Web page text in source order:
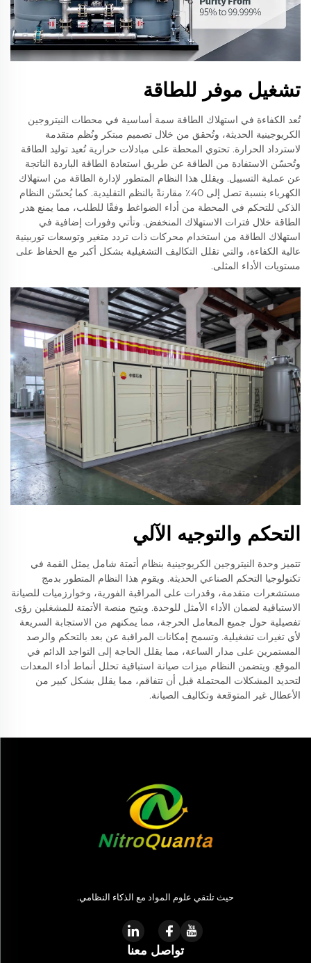
تشغيل موفر للطاقة
تُعد الكفاءة في استهلاك الطاقة سمة أساسية في محطات النيتروجين
الكريوجينية الحديثة، وتُحقق من خلال تصميم مبتكر ونُظم متقدمة
لاسترداد الحرارة. تحتوي المحطة على مبادلات حرارية تُعيد توليد الطاقة
وتُحسّن الاستفادة من الطاقة عن طريق استعادة الطاقة الباردة الناتجة
عن عملية التسييل. ويقلل هذا النظام المتطور لإدارة الطاقة من استهلاك
الكهرباء بنسبة تصل إلى 40٪ مقارنةً بالنظم التقليدية. كما يُحسّن النظام
الذكي للتحكم في المحطة من أداء الضواغط وفقًا للطلب، مما يمنع هدر
الطاقة خلال فترات الاستهلاك المنخفض. وتأتي وفورات إضافية في
استهلاك الطاقة من استخدام محركات ذات تردد متغير وتوسعات توربينية
عالية الكفاءة، والتي تقلل التكاليف التشغيلية بشكل أكبر مع الحفاظ على
مستويات الأداء المثلى.
التحكم والتوجيه الآلي
تتميز وحدة النيتروجين الكريوجينية بنظام أتمتة شامل يمثل القمة في
تكنولوجيا التحكم الصناعي الحديثة. ويقوم هذا النظام المتطور بدمج
مستشعرات متقدمة، وقدرات على المراقبة الفورية، وخوارزميات للصيانة
الاستباقية لضمان الأداء الأمثل للوحدة. ويتيح منصة الأتمتة للمشغلين رؤى
تفصيلية حول جميع المعامل الحرجة، مما يمكنهم من الاستجابة السريعة
لأي تغيرات تشغيلية. وتسمح إمكانات المراقبة عن بعد بالتحكم والرصد
المستمرين على مدار الساعة، مما يقلل الحاجة إلى التواجد الدائم في
الموقع. ويتضمن النظام ميزات صيانة استباقية تحلل أنماط أداء المعدات
لتحديد المشكلات المحتملة قبل أن تتفاقم، مما يقلل بشكل كبير من
الأعطال غير المتوقعة وتكاليف الصيانة.
حيث تلتقي علوم المواد مع الذكاء النظامي.
تواصل معنا